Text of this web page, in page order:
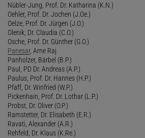
Nübler-Jung, Prof. Dr. Katharina (K.N.)
Oehler, Prof. Dr. Jochen (J.Oe.)
Oelze, Prof. Dr. Jürgen (J.O.)
Olenik, Dr. Claudia (C.O.)
Osche, Prof. Dr. Günther (G.O.)
Panesar, Arne Raj
Panholzer, Bärbel (B.P.)
Paul, PD Dr. Andreas (A.P.)
Paulus, Prof. Dr. Hannes (H.P.)
Pfaff, Dr. Winfried (W.P.)
Pickenhain, Prof. Dr. Lothar (L.P.)
Probst, Dr. Oliver (O.P.)
Ramstetter, Dr. Elisabeth (E.R.)
Ravati, Alexander (A.R.)
Rehfeld, Dr. Klaus (K.Re.)